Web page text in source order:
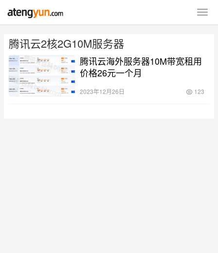
腾讯云2核2G10M服务器
腾讯云海外服务器10M带宽租用
价格26元一个月
2023年12月26日 123